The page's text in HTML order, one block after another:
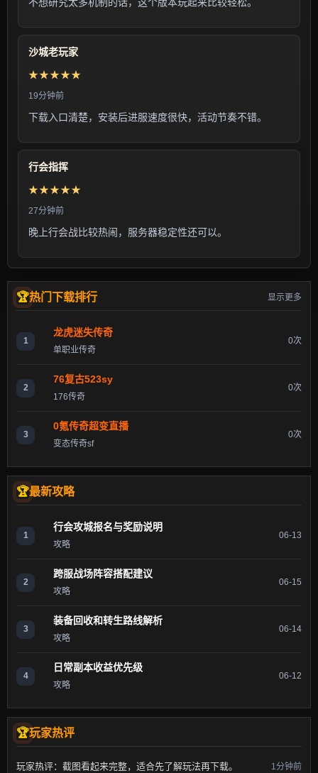
沙城老玩家
★★★★★
19分钟前
下载入口清楚，安装后进服速度很快，活动节奏不错。
行会指挥
★★★★★
27分钟前
晚上行会战比较热闹，服务器稳定性还可以。
热门下载排行 显示更多
1
龙虎迷失传奇
单职业传奇
0次
2
76复古523sy
176传奇
0次
3
0氪传奇超变直播
变态传奇sf
0次
最新攻略
1
行会攻城报名与奖励说明
攻略
06-13
2
跨服战场阵容搭配建议
攻略
06-15
3
装备回收和转生路线解析
攻略
06-14
4
日常副本收益优先级
攻略
06-12
玩家热评
玩家热评：截图看起来完整，适合先了解玩法再下载。 1分钟前